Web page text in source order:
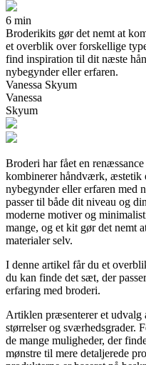
6 min
Broderikits gør det nemt at
et overblik over forskellige
find inspiration til dit næste
nybegynder eller erfaren.
Vanessa Skyum
Vanessa
Skyum
Broderi har fået en
kombinerer håndværk, æstetik
nybegynder eller erfaren med
passer til både dit niveau og
moderne motiver og
mange, og et kit gør det nemt
materialer selv.
I denne artikel får du et
du kan finde det sæt, der
erfaring med broderi.
Artiklen præsenterer et udvalg
størrelser og sværhedsgrader.
de mange muligheder, der
mønstre til mere detaljerede